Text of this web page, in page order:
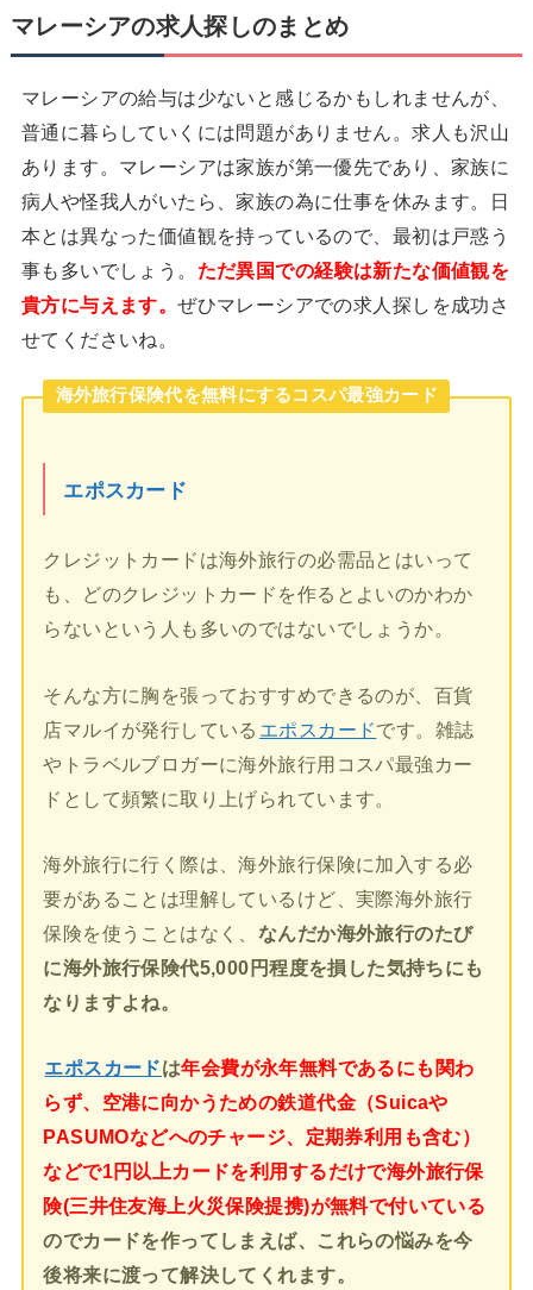
マレーシアの求人探しのまとめ
マレーシアの給与は少ないと感じるかもしれませんが、
普通に暮らしていくには問題がありません。求人も沢山
あります。マレーシアは家族が第一優先であり、家族に
病人や怪我人がいたら、家族の為に仕事を休みます。日
本とは異なった価値観を持っているので、最初は戸惑う
事も多いでしょう。 ただ異国での経験は新たな価値観を
貴方に与えます。ぜひマレーシアでの求人探しを成功さ
せてくださいね。
海外旅行保険代を無料にするコスパ最強カード
エポスカード
クレジットカードは海外旅行の必需品とはいって
も、どのクレジットカードを作るとよいのかわか
らないという人も多いのではないでしょうか。
そんな方に胸を張っておすすめできるのが、百貨
店マルイが発行している エポスカードです。雑誌
やトラベルブロガーに海外旅行用コスパ最強カー
ドとして頻繁に取り上げられています。
海外旅行に行く際は、海外旅行保険に加入する必
要があることは理解しているけど、実際海外旅行
保険を使うことはなく、 なんだか海外旅行のたび
に海外旅行保険代5,000円程度を損した気持ちにも
なりますよね。
エポスカードは年会費が永年無料であるにも関わ
らず、空港に向かうための鉄道代金（Suicaや
PASUMOなどへのチャージ、定期券利用も含む）
などで1円以上カードを利用するだけで海外旅行保
険(三井住友海上火災保険提携)が無料で付いている
のでカードを作ってしまえば、これらの悩みを今
後将来に渡って解決してくれます。